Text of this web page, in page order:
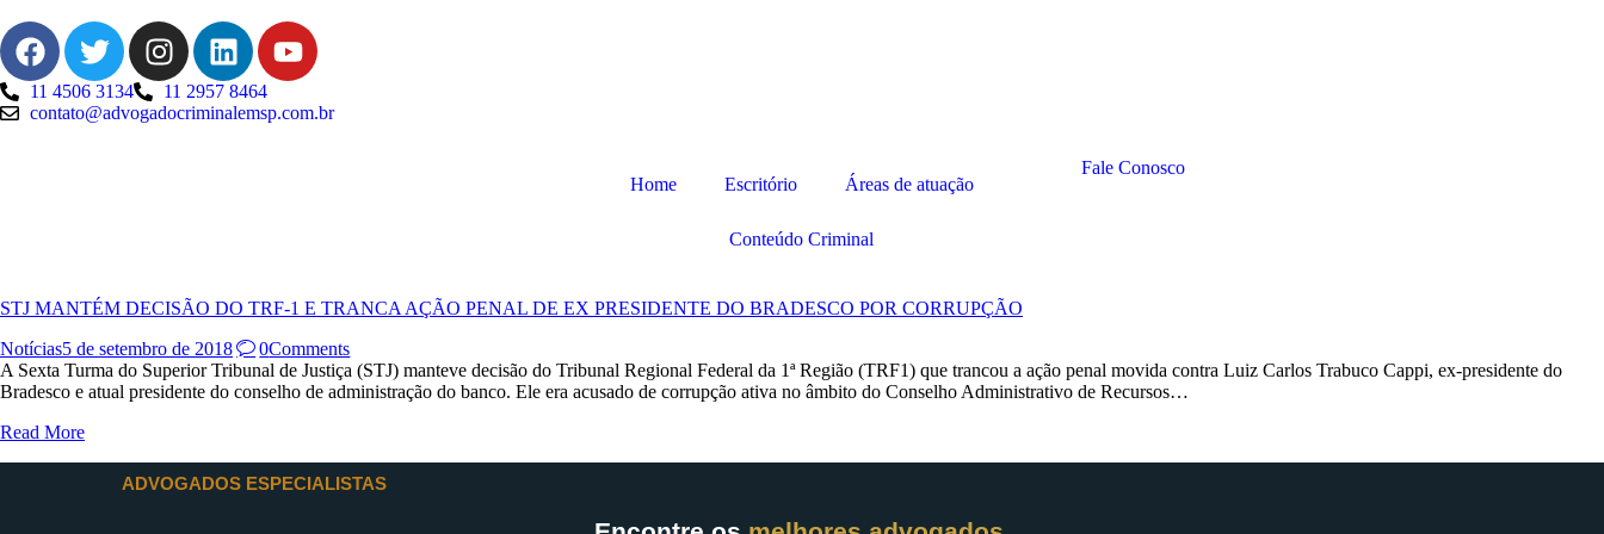
11 4506 3134
11 2957 8464
contato@advogadocriminalemsp.com.br
Home Escritório Áreas de atuação
Conteúdo Criminal
Fale Conosco
STJ MANTÉM DECISÃO DO TRF-1 E TRANCA AÇÃO PENAL DE EX PRESIDENTE DO BRADESCO POR CORRUPÇÃO
Notícias5 de setembro de 2018 0Comments
A Sexta Turma do Superior Tribunal de Justiça (STJ) manteve decisão do Tribunal Regional Federal da 1ª Região (TRF1) que trancou a ação penal movida contra Luiz Carlos Trabuco Cappi, ex-presidente do
Bradesco e atual presidente do conselho de administração do banco. Ele era acusado de corrupção ativa no âmbito do Conselho Administrativo de Recursos…
Read More
ADVOGADOS ESPECIALISTAS